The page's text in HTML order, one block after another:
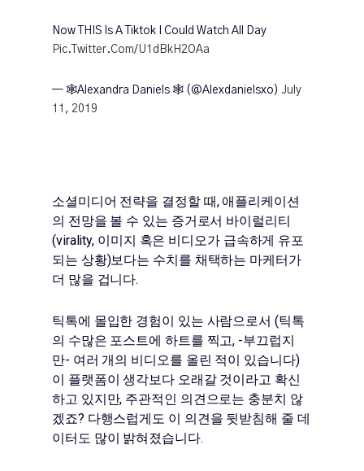
Now THIS Is A Tiktok I Could Watch All Day
Pic.twitter.com/u1dBkH2OAa
— 🕸Alexandra Daniels 🕸 (@alexdanielsxo)July
11, 2019
소셜미디어 전략을 결정할 때, 애플리케이션
의 전망을 볼 수 있는 증거로서 바이럴리티
(virality, 이미지 혹은 비디오가 급속하게 유포
되는 상황)보다는 수치를 채택하는 마케터가
더 많을 겁니다.
틱톡에 몰입한 경험이 있는 사람으로서 (틱톡
의 수많은 포스트에 하트를 찍고, -부끄럽지
만- 여러 개의 비디오를 올린 적이 있습니다)
이 플랫폼이 생각보다 오래갈 것이라고 확신
하고 있지만, 주관적인 의견으로는 충분치 않
겠죠? 다행스럽게도 이 의견을 뒷받침해 줄 데
이터도 많이 밝혀졌습니다.